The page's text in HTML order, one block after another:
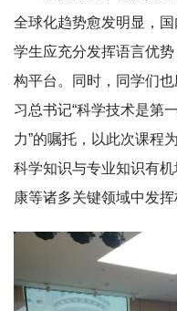
全球化趋势愈发明显，
学生应充分发挥语言优
构平台。同时，同学们
习总书记“科学技术是第
力”的嘱托，以此次课程
科学知识与专业知识有
康等诸多关键领域中发挥